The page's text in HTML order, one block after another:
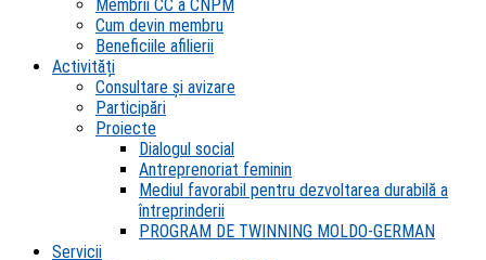
Membrii CC a CNPM
Cum devin membru
Beneficiile afilierii
Activități
Consultare și avizare
Participări
Proiecte
Dialogul social
Antreprenoriat feminin
Mediul favorabil pentru dezvoltarea durabilă a
întreprinderii
PROGRAM DE TWINNING MOLDO-GERMAN
Servicii